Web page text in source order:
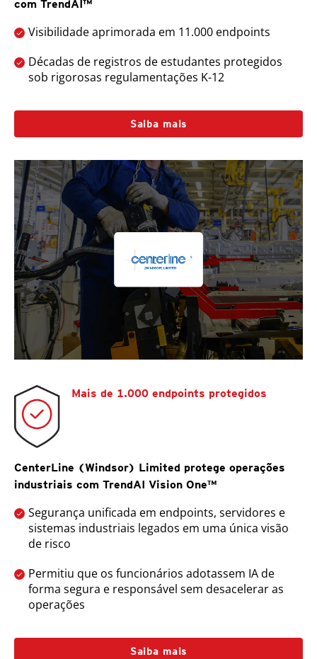
com TrendAI™
Visibilidade aprimorada em 11.000 endpoints
Décadas de registros de estudantes protegidos
sob rigorosas regulamentações K-12
Saiba mais
Mais de 1.000 endpoints protegidos
CenterLine (Windsor) Limited protege operações
industriais com TrendAI Vision One™
Segurança unificada em endpoints, servidores e
sistemas industriais legados em uma única visão
de risco
Permitiu que os funcionários adotassem IA de
forma segura e responsável sem desacelerar as
operações
Saiba mais